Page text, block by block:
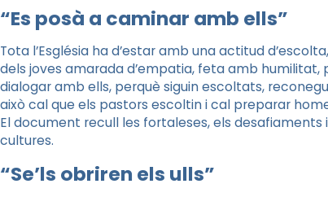
“Es posà a caminar amb ells”
Tota l’Església ha d’estar amb una actitud
dels joves amarada d’empatia, feta amb
dialogar amb ells, perquè siguin escoltats,
això cal que els pastors escoltin i cal preparar
El document recull les fortaleses, els
cultures.
“Se’ls obriren els ulls”